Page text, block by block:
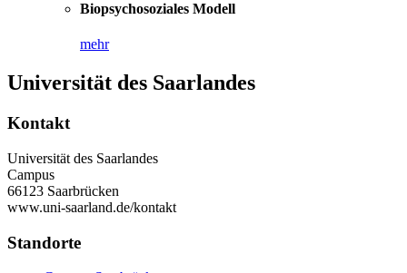
Biopsychosoziales Modell
mehr
Universität des Saarlandes
Kontakt
Universität des Saarlandes
Campus
66123 Saarbrücken
www.uni-saarland.de/kontakt
Standorte